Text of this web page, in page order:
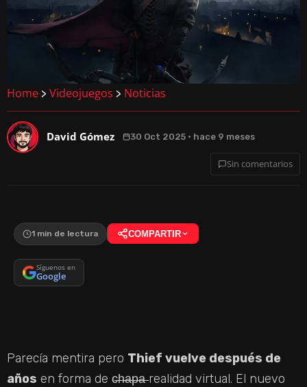
Home > Videojuegos > Noticias
David Gómez 30 Oct 2025 · hace 9 meses
Sin comentarios
1 min de lectura COMPARTIR
Síguenos en
Google
Parecía mentira pero Thief vuelve después de
años en forma de c̶h̶a̶p̶a̶ realidad virtual. El nuevo